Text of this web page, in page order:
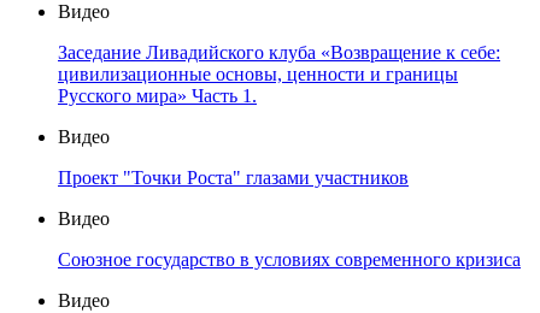
Видео
Заседание Ливадийского клуба «Возвращение к себе:
цивилизационные основы, ценности и границы
Русского мира» Часть 1.
Видео
Проект "Точки Роста" глазами участников
Видео
Союзное государство в условиях современного кризиса
Видео